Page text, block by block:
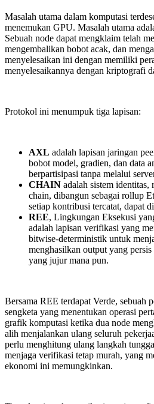
Masalah utama dalam komputasi
menemukan GPU. Masalah utama
Sebuah node dapat mengklaim telah
mengembalikan bobot acak, dan
menyelesaikan ini dengan memiliki
menyelesaikannya dengan kriptografi
Protokol ini menumpuk tiga lapisan:
AXL adalah lapisan jaringan
bobot model, gradien, dan data
berpartisipasi tanpa melalui
CHAIN adalah sistem
chain, dibangun sebagai rollup
setiap kontribusi tercatat, dapat
REE, Lingkungan Eksekusi
adalah lapisan verifikasi yang
bitwise-deterministik untuk
menghasilkan output yang persis
yang jujur mana pun.
Bersama REE terdapat Verde, sebuah
sengketa yang menentukan operasi
grafik komputasi ketika dua node
alih menjalankan ulang seluruh
perlu menghitung ulang langkah
menjaga verifikasi tetap murah, yang
ekonomi ini memungkinkan.